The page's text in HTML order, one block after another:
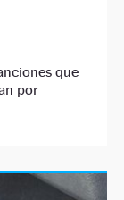
que
por